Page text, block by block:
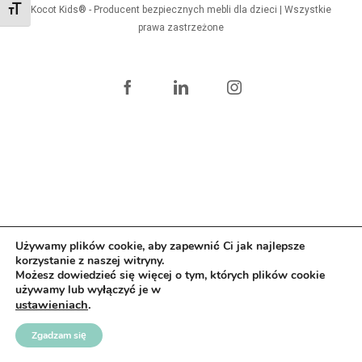
Zmień rozmiar czcionek
Kocot Kids® - Producent bezpiecznych mebli dla dzieci | Wszystkie
prawa zastrzeżone
FacebookLinkedInInstagram
Używamy plików cookie, aby zapewnić Ci jak najlepsze
korzystanie z naszej witryny.
Możesz dowiedzieć się więcej o tym, których plików cookie
używamy lub wyłączyć je w
ustawieniach.
Zgadzam się